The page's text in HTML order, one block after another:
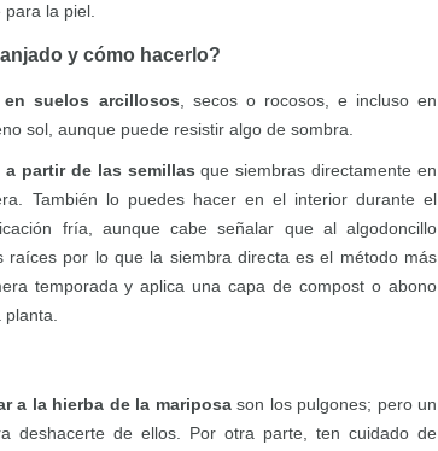
la piel.
y cómo hacerlo?
suelos arcillosos , secos o rocosos, e incluso en
sol, aunque puede resistir algo de sombra.
partir de las semillas que siembras directamente en
También lo puedes hacer en el interior durante el
fría, aunque cabe señalar que al algodoncillo
por lo que la siembra directa es el método más
temporada y aplica una capa de compost o abono
a la hierba de la mariposason los pulgones; pero un
deshacerte de ellos. Por otra parte, ten cuidado de